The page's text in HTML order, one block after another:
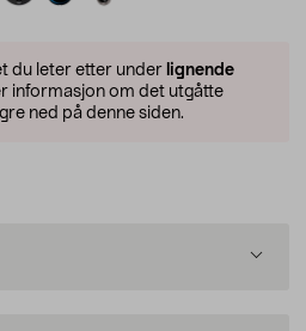
du leter etter under lignende
informasjon om det utgåtte
ned på denne siden.